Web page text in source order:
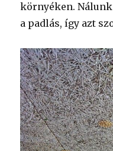
környéken.
a padlás, így azt